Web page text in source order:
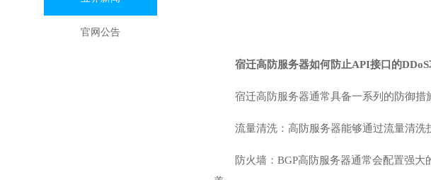
官网公告
宿迁高防服务器如何防止API接口的DDoS
宿迁高防服务器通常具备一系列的防御措
流量清洗： 高防服务器能够通过流量清洗
防火墙：BGP高防服务器通常会配置强